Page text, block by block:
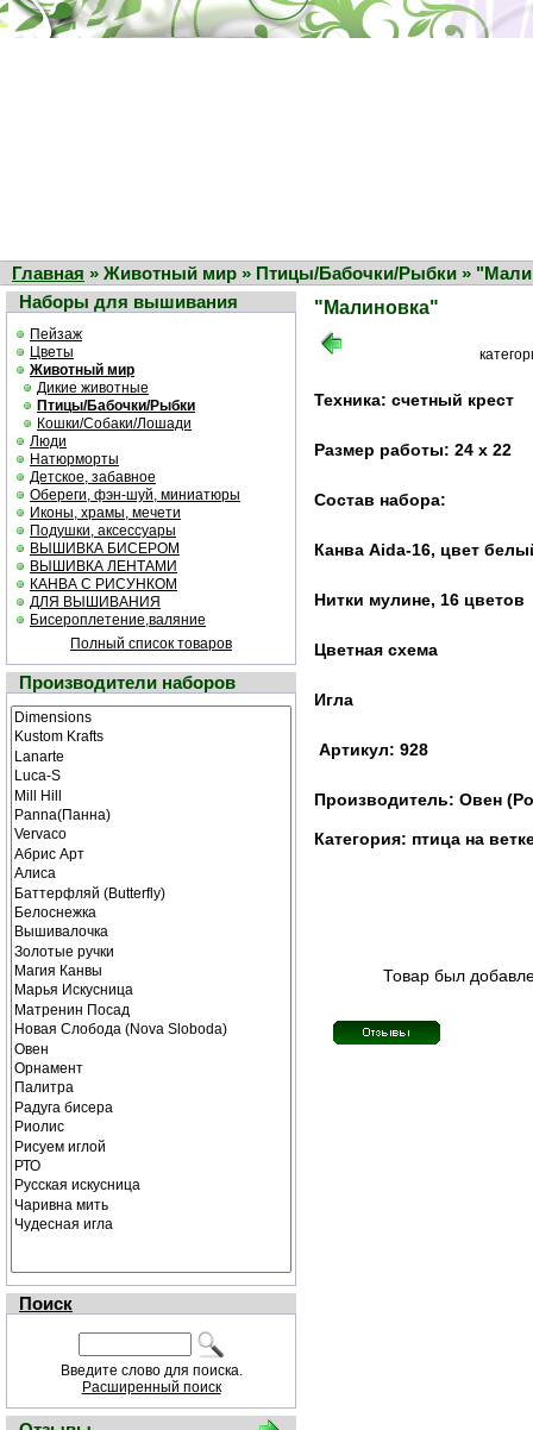
Главная » Животный мир » Птицы/Бабочки/Рыбки »
Наборы для вышивания
Пейзаж
Цветы
Животный мир
Дикие животные
Птицы/Бабочки/Рыбки
Кошки/Собаки/Лошади
Люди
Натюрморты
Детское, забавное
Обереги, фэн-шуй, миниатюры
Иконы, храмы, мечети
Подушки, аксессуары
ВЫШИВКА БИСЕРОМ
ВЫШИВКА ЛЕНТАМИ
КАНВА С РИСУНКОМ
ДЛЯ ВЫШИВАНИЯ
Бисероплетение,валяние
Полный список товаров
Производители наборов
Поиск
Введите слово для поиска.
Расширенный поиск
"Малиновка"
Техника: счетный крест
Размер работы: 24 х 22
Состав набора:
Канва Aida-16, цвет
Нитки мулине, 16 цветов
Цветная схема
Игла
Артикул: 928
Производитель: Овен
Категория: птица на
Товар был